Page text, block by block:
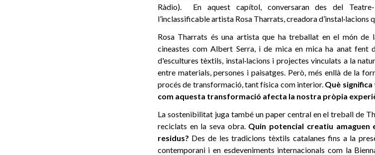
Ràdio). En aquest capítol, conversaran des del
l’inclassificable artista Rosa Tharrats, creadora d’instal·lacions
Rosa Tharrats és una artista que ha treballat en el món de
cineastes com Albert Serra, i de mica en mica ha anat fent
d'escultures tèxtils, instal·lacions i projectes vinculats a la
entre materials, persones i paisatges. Però, més enllà de la
procés de transformació, tant física com interior. Què
com aquesta transformació afecta la nostra pròpia
La sostenibilitat juga també un paper central en el treball de
reciclats en la seva obra. Quin potencial creatiu
residus? Des de les tradicions tèxtils catalanes fins a la
contemporani i en esdeveniments internacionals com la